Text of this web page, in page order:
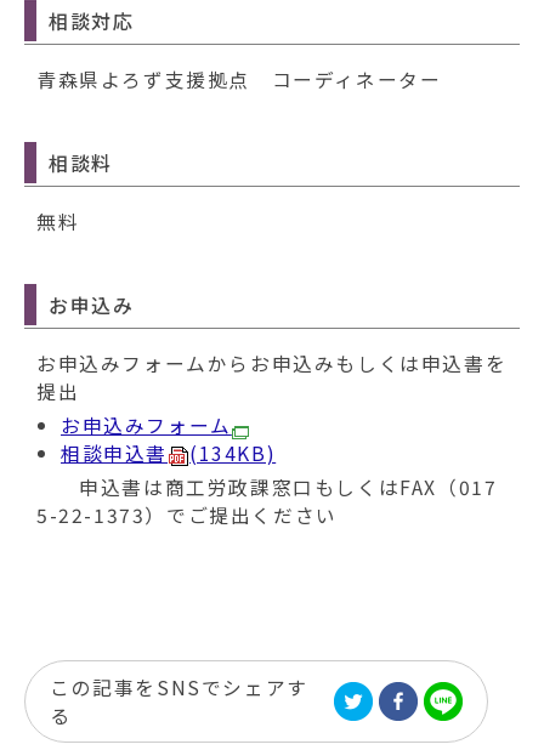
相談対応
青森県よろず支援拠点 コーディネーター
相談料
無料
お申込み
お申込みフォームからお申込みもしくは申込書を
提出
お申込みフォーム
相談申込書
(134KB)
​ 申込書は商工労政課窓口もしくはFAX（017
5-22-1373）でご提出ください
この記事をSNSでシェアす
る